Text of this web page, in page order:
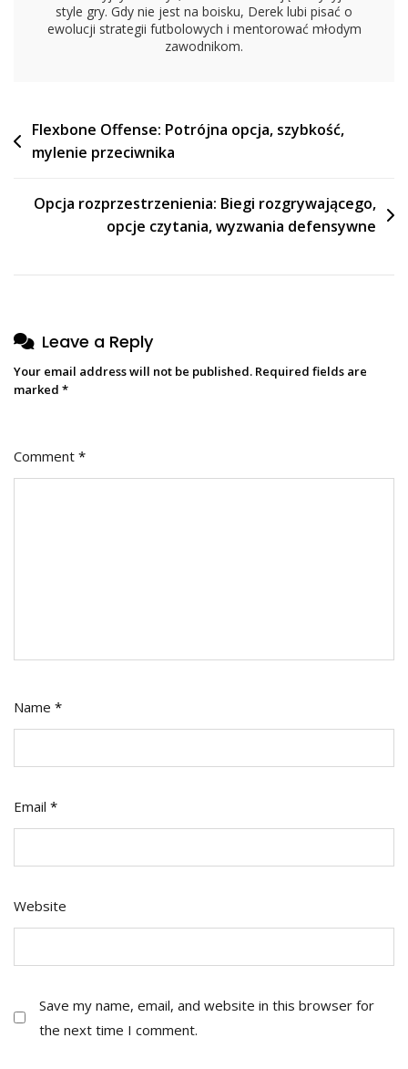
style gry. Gdy nie jest na boisku, Derek lubi pisać o
ewolucji strategii futbolowych i mentorować młodym
zawodnikom.
Post
navigation
Flexbone Offense: Potrójna opcja, szybkość,
mylenie przeciwnika
Opcja rozprzestrzenienia: Biegi rozgrywającego,
opcje czytania, wyzwania defensywne
Leave a Reply
Your email address will not be published. Required fields are
marked *
Comment *
Name *
Email *
Website
Save my name, email, and website in this browser for
the next time I comment.